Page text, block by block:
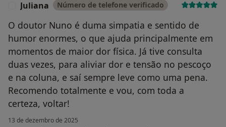
Juliana Número de telefone verificado
O doutor Nuno é duma simpatia e sentido de
humor enormes, o que ajuda principalmente em
momentos de maior dor física. Já tive consulta
duas vezes, para aliviar dor e tensão no pescoço
e na coluna, e saí sempre leve como uma pena.
Recomendo totalmente e vou, com toda a
certeza, voltar!
13 de dezembro de 2025